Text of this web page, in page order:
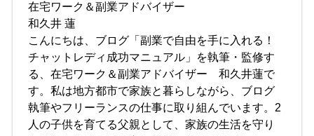
在宅ワーク＆副業アドバイザー
和久井 蓮
こんにちは、ブログ「副業で自由を手に入れる！
チャットレディ成功マニュアル」を執筆・監修す
る、在宅ワーク＆副業アドバイザー 和久井蓮で
す。私は地方都市で家族と暮らしながら、ブログ
執筆やフリーランスの仕事に取り組んでいます。2
人の子供を育てる父親として、家族の生活を守り